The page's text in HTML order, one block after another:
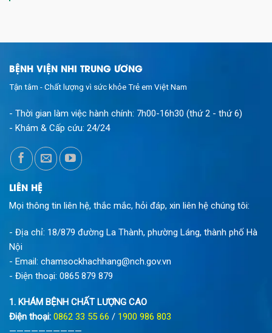
BỆNH VIỆN NHI TRUNG ƯƠNG
Tận tâm - Chất lượng vì sức khỏe Trẻ em Việt Nam
- Thời gian làm việc hành chính: 7h00-16h30 (thứ 2 - thứ 6)
- Khám & Cấp cứu: 24/24
LIÊN HỆ
Mọi thông tin liên hệ, thắc mắc, hỏi đáp, xin liên hệ chúng tôi:
- Địa chỉ: 18/879 đường La Thành, phường Láng, thành phố Hà
Nội
- Email: chamsockhachhang@nch.gov.vn
- Điện thoại: 0865 879 879
1. KHÁM BỆNH CHẤT LƯỢNG CAO
Điện thoại: 0862 33 55 66 / 1900 986 803